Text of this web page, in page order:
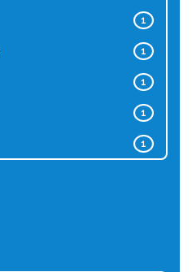
1
1
1
1
1